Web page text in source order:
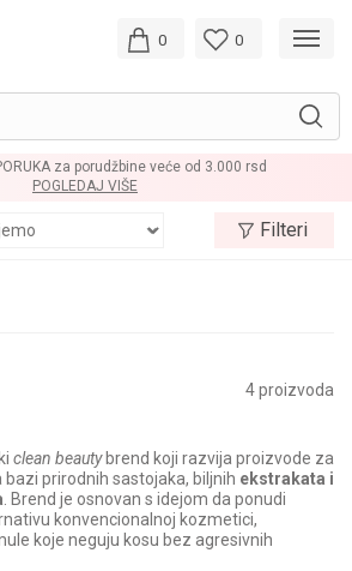
0 0
za porudžbine veće od 3.000 rsd
VIŠE
Filteri
4proizvoda
clean beautybrend koji razvija proizvode za
bazi prirodnih sastojaka, biljnih ekstrakata i
. Brend je osnovan s idejom da ponudi
konvencionalnoj kozmetici,
koje neguju kosu bez agresivnih